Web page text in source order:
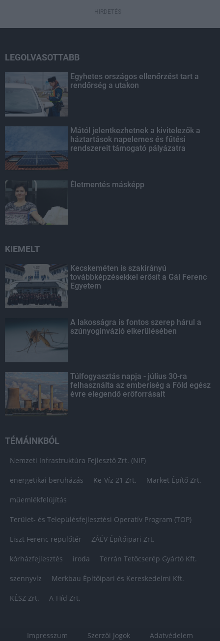
HIRDETÉS
LEGOLVASOTTABB
Egyhetes országos ellenőrzést tart a
rendőrség a utakon
Mától jelentkezhetnek a kivitelezők a
háztartások napelemes és fűtési
rendszereit támogató pályázatra
Életmentés másképp
KIEMELT
Kecskeméten is szakirányú
továbbképzésekkel erősít a Gál Ferenc
Egyetem
A lakosságra is fontos szerep hárul a
szúnyoginvázió elkerülésében
Túlfogyasztás napja - július 30-ra
felhasználta az emberiség a Föld egész
évre elegendő erőforrásait
TÉMÁINKBÓL
Nemzeti Infrastruktúra Fejlesztő Zrt. (NIF)
energetikai beruházás Ke-Víz 21 Zrt. Market Építő Zrt.
műemlékfelújítás
Terület- és Településfejlesztési Operatív Program (TOP)
Liszt Ferenc repülőtér ZÁÉV Építőipari Zrt.
kórházfejlesztés iroda Terrán Tetőcserép Gyártó Kft.
szennyvíz Merkbau Építőipari és Kereskedelmi Kft.
KÉSZ Zrt. A-Híd Zrt.
Impresszum Szerzői Jogok Adatvédelem